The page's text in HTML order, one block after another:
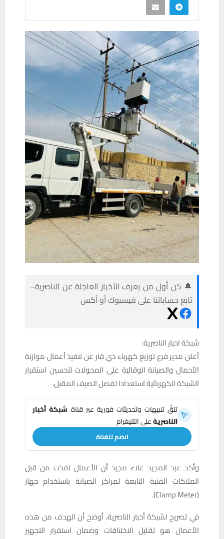
🔔 كن أول من يعرف الأخبار العاجلة عن الناصرية–
تابع حساباتنا على فيسبوك أو أكس
شبكة اخبار الناصرية:
أعلن مدير فرع توزيع كهرباء ذي قار عن تنفيذ أعمال موازنة
الأحمال والصيانة الوقائية على المحولات لتحسين استقرار
الشبكة الكهربائية استعدادا لفصل الصيف المقبل.
تلقَّ تنبيهات وتحديثات فورية عبر قناة شبكة أخبار
الناصريةعلى التليغرام
انضم للقناة
وأكد عبد المجيد علاء مجيد أن الأعمال نفذت من قبل
الملاكات الفنية التابعة لمراكز الصيانة باستخدام جهاز
(Clamp Meter).
في تصريح لشبكة أخبار الناصرية، أوضح أن الهدف من هذه
الأعمال هو تقليل الاختناقات وضمان استقرار التجهيز